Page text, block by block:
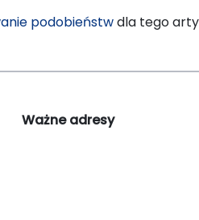
podobieństwdla tego
Ważne adresy